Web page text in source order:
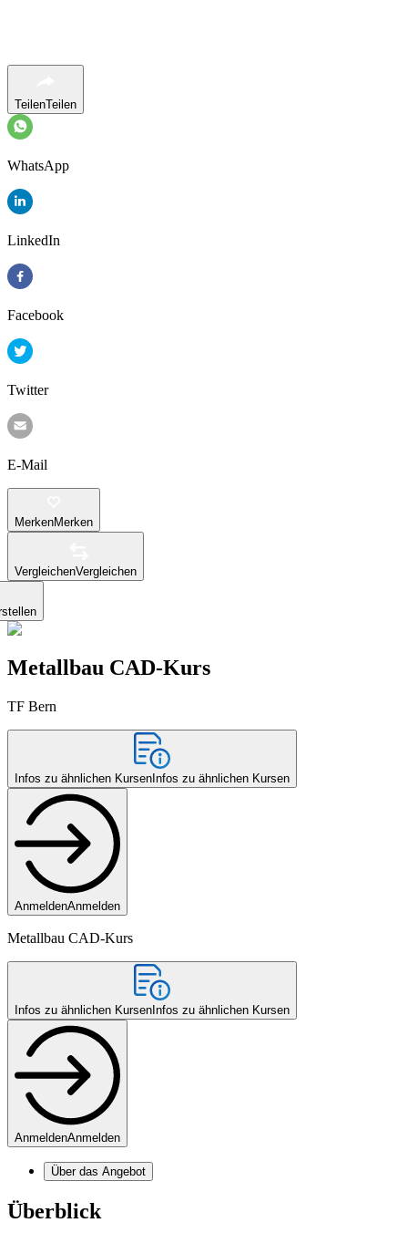
TeilenTeilen
WhatsApp
LinkedIn
Facebook
Twitter
E-Mail
MerkenMerken
VergleichenVergleichen
Metallbau CAD-Kurs
TF Bern
Infos zu ähnlichen Kursen Infos zu ähnlichen Kursen
AnmeldenAnmelden
Metallbau CAD-Kurs
Infos zu ähnlichen Kursen Infos zu ähnlichen Kursen
AnmeldenAnmelden
Über das Angebot
Überblick